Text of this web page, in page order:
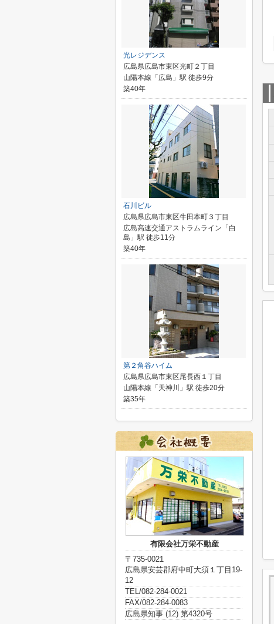
光レジデンス
広島県広島市東区光町２丁目
山陽本線「広島」駅 徒歩9分
築40年
石川ビル
広島県広島市東区牛田本町３丁目
広島高速交通アストラムライン「白
島」駅 徒歩11分
築40年
第２角谷ハイム
広島県広島市東区尾長西１丁目
山陽本線「天神川」駅 徒歩20分
築35年
有限会社万栄不動産
〒735-0021
広島県安芸郡府中町大須１丁目19-
12
TEL/082-284-0021
FAX/082-284-0083
広島県知事 (12) 第4320号